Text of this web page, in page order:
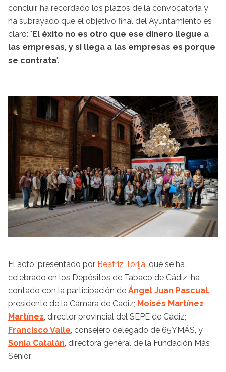
concluir, ha recordado los plazos de la convocatoria y
ha subrayado que el objetivo final del Ayuntamiento es
claro: "El éxito no es otro que ese dinero llegue a
las empresas, y si llega a las empresas es porque
se contrata".
El acto, presentado por Beatriz Torija, que se ha
celebrado en los Depósitos de Tabaco de Cádiz, ha
contado con la participación de Ángel Juan Pascual,
presidente de la Cámara de Cádiz; Moisés Martínez
Martínez, director provincial del SEPE de Cádiz;
Francisco Valle, consejero delegado de 65YMÁS, y
Sonia Catalán, directora general de la Fundación Más
Sénior.